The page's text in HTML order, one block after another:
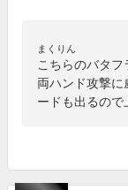
まくりん
こちらのバタフ
両ハンド攻撃
ードも出るので